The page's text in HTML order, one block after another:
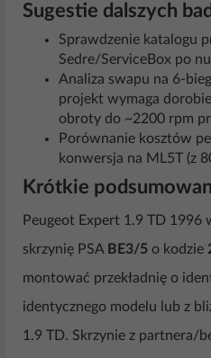
Sugestie dalszych
Sprawdzenie katalogu
Sedre/ServiceBox po
Analiza swapu na 6-
projekt wymaga
obroty do ~2200 rpm
Porównanie kosztów
konwersja na ML5T (z
Krótkie
Peugeot Expert 1.9 TD 1996
skrzynię PSA BE3/5 o kodzie
montować przekładnię o
identycznego modelu lub z
1.9 TD. Skrzynie z partnera/